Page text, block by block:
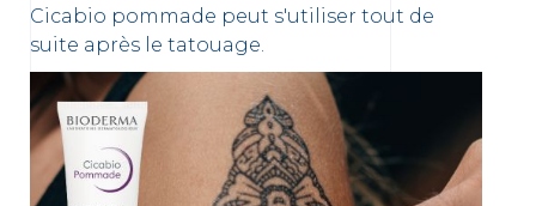
Cicabio pommade peut s'utiliser tout de
suite après le tatouage.